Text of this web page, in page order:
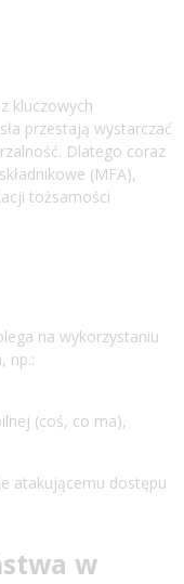
kluczowych
przestają wystarczać
Dlatego coraz
(MFA),
tożsamości
na wykorzystaniu
np.:
(coś, co ma),
atakującemu dostępu
w